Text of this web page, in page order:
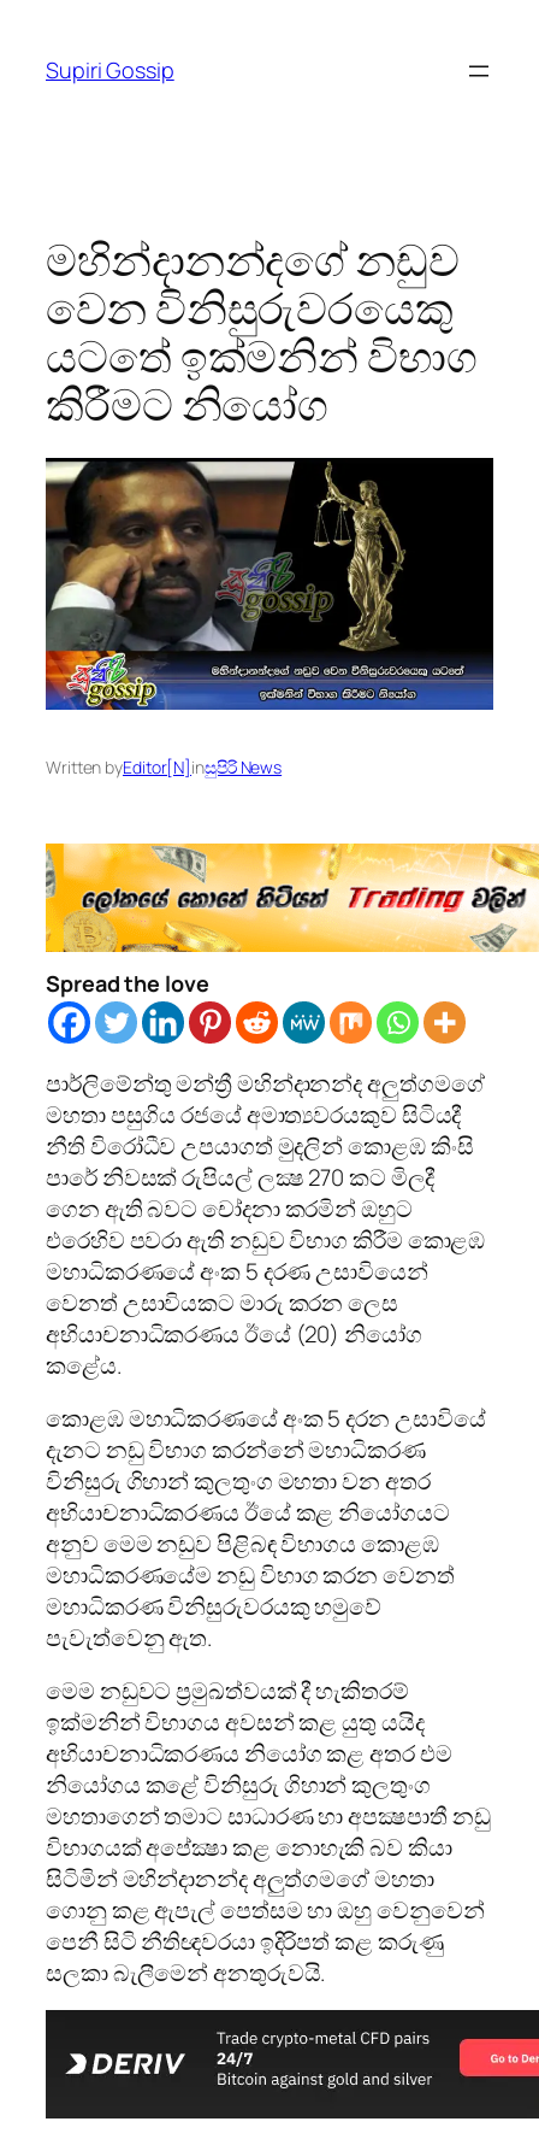
content
Supiri Gossip
මහින්දානන්දගේ නඩුව
වෙන විනිසුරුවරයෙකු
යටතේ ඉක්මනින් විභාග
කිරීමට නියෝග
Written byEditor[N] inසුපිරි News
Spread the love
පාර්ලිමේන්තු මන්ත්‍රී මහින්දානන්ද අලුත්ගමගේ
මහතා පසුගිය රජයේ අමාත්‍යවරයකුව සිටියදී
නීති විරෝධීව උපයාගත් මුදලින් කොළඹ කිංසි
පාරේ නිවසක්‌ රුපියල් ලක්‍ෂ 270 කට මිලදී
ගෙන ඇති බවට චෝදනා කරමින් ඔහුට
එරෙහිව පවරා ඇති නඩුව විභාග කිරීම කොළඹ
මහාධිකරණයේ අංක 5 දරණ උසාවියෙන්
වෙනත් උසාවියකට මාරු කරන ලෙස
අභියාචනාධිකරණය ඊයේ (20) නියෝග
කළේය.
කොළඹ මහාධිකරණයේ අංක 5 දරන උසාවියේ
දැනට නඩු විභාග කරන්නේ මහාධිකරණ
විනිසුරු ගිහාන් කුලතුංග මහතා වන අතර
අභියාචනාධිකරණය ඊයේ කළ නියෝගයට
අනුව මෙම නඩුව පිළිබඳ විභාගය කොළඹ
මහාධිකරණයේම නඩු විභාග කරන වෙනත්
මහාධිකරණ විනිසුරුවරයකු හමුවේ
පැවැත්වෙනු ඇත.
මෙම නඩුවට ප්‍රමුඛත්වයක්‌ දී හැකිතරම්
ඉක්‌මනින් විභාගය අවසන් කළ යුතු යයිද
අභියාචනාධිකරණය නියෝග කළ අතරඑම
නියෝගය කළේ විනිසුරු ගිහාන් කුලතුංග
මහතාගෙන් තමාට සාධාරණ හා අපක්‍ෂපාතී නඩු
විභාගයක්‌ අපේක්‍ෂා කළ නොහැකි බව කියා
සිටිමින් මහින්දානන්ද අලුත්ගමගේ මහතා
ගොනු කළ ඇපැල් පෙත්සම හා ඔහු වෙනුවෙන්
පෙනී සිටි නීතිඥවරයා ඉදිරිපත් කළ කරුණු
සලකා බැලීමෙන් අනතුරුවයි.